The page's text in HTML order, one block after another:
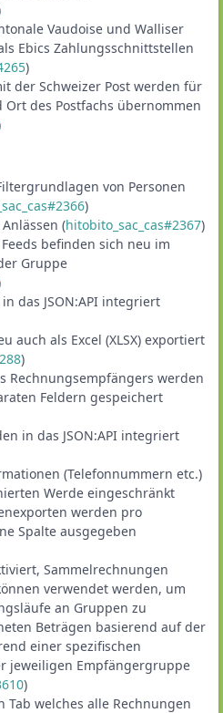
Vaudoise und Walliser
Ebics Zahlungsschnittstellen
)
der Schweizer Post werden für
Ort des Postfachs übernommen
von Personen
)
(hitobito_sac_cas#2367)
befinden sich neu im
Gruppe
das JSON:API integriert
auch als Excel (XLSX) exportiert
)
Rechnungsempfängers werden
Feldern gespeichert
in das JSON:API integriert
(Telefonnummern etc.)
Werde eingeschränkt
werden pro
Spalte ausgegeben
Sammelrechnungen
verwendet werden, um
an Gruppen zu
Beträgen basierend auf der
einer spezifischen
jeweiligen Empfängergruppe
)
Tab welches alle Rechnungen